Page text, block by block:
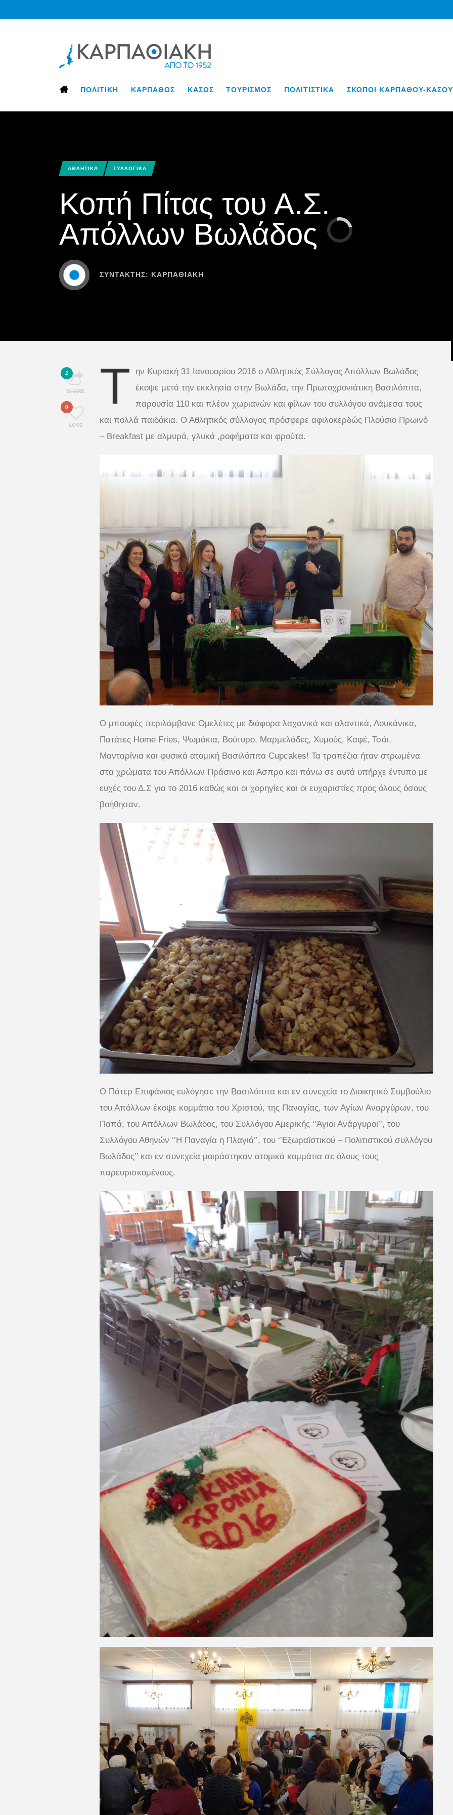
ΠΟΛΙΤΙΚΗ ΚΑΡΠΑΘΟΣ ΚΑΣΟΣ ΤΟΥΡΙΣΜΟΣ ΠΟΛΙΤΙΣΤΙΚΑ ΣΚΟΠΟΙ ΚΑΡΠΑΘΟΥ-ΚΑΣΟΥ
ΑΘΛΗΤΙΚΑ ΣΥΛΛΟΓΙΚΑ
Κοπή Πίτας του Α.Σ.
Απόλλων Βωλάδος
ΣΥΝΤΆΚΤΗΣ: ΚΑΡΠΑΘΙΑΚΗ
2
SHARE
0
LOVE
Τ
ην Κυριακή 31 Ιανουαρίου 2016 ο Αθλητικός Σύλλογος Απόλλων Βωλάδος
έκοψε μετά την εκκλησία στην Βωλάδα, την Πρωτοχρονιάτικη Βασιλόπιτα,
παρουσία 110 και πλέον χωριανών και φίλων του συλλόγου ανάμεσα τους
και πολλά παιδάκια. Ο Αθλητικός σύλλογος πρόσφερε αφιλοκερδώς Πλούσιο Πρωινό
– Breakfast με αλμυρά, γλυκά ,ροφήματα και φρούτα.
Ο μπουφές περιλάμβανε Ομελέτες με διάφορα λαχανικά και αλαντικά, Λουκάνικα,
Πατάτες Home Fries, Ψωμάκια, Βούτυρο, Μαρμελάδες, Χυμούς, Καφέ, Τσάι,
Μανταρίνια και φυσικά ατομική Βασιλόπιτα Cupcakes! Τα τραπέζια ήταν στρωμένα
στα χρώματα του Απόλλων Πράσινο και Άσπρο και πάνω σε αυτά υπήρχε έντυπο με
ευχές του Δ.Σ για το 2016 καθώς και οι χορηγίες και οι ευχαριστίες προς όλους όσους
βοήθησαν.
Ο Πάτερ Επιφάνιος ευλόγησε την Βασιλόπιτα και εν συνεχεία το Διοικητικό Συμβούλιο
του Απόλλων έκοψε κομμάτια του Χριστού, της Παναγίας, των Αγίων Αναργύρων, του
Παπά, του Απόλλων Βωλάδος, του Συλλόγου Αμερικής ‘’Άγιοι Ανάργυροι’’, του
Συλλόγου Αθηνών ‘’Η Παναγία η Πλαγιά’’, του ‘’Εξωραϊστικού – Πολιτιστικού συλλόγου
Βωλάδος’’ και εν συνεχεία μοιράστηκαν ατομικά κομμάτια σε όλους τους
παρευρισκομένους.